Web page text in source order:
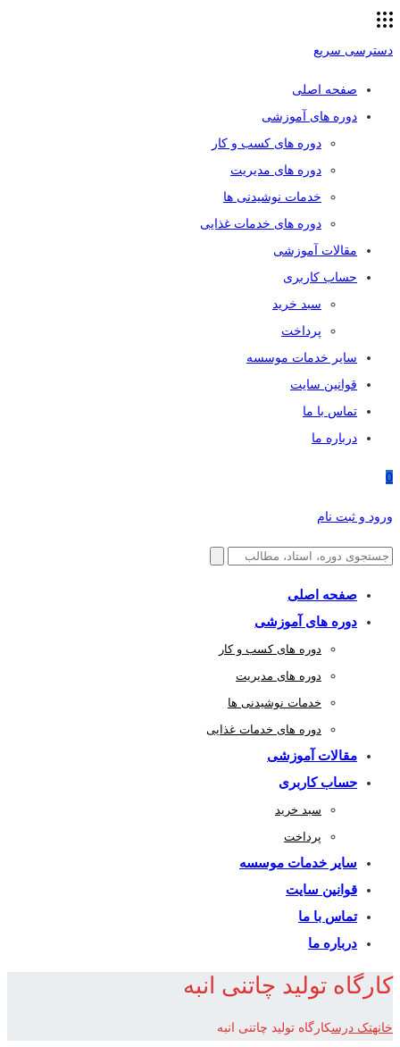
دسترسی سریع
صفحه اصلی
دوره های آموزشی
دوره های کسب و کار
دوره های مدیریت
خدمات نوشیدنی ها
دوره های خدمات غذایی
مقالات آموزشی
حساب کاربری
سبد خرید
پرداخت
سایر خدمات موسسه
قوانین سایت
تماس با ما
درباره ما
0
ورود و ثبت نام
صفحه اصلی
دوره های آموزشی
دوره های کسب و کار
دوره های مدیریت
خدمات نوشیدنی ها
دوره های خدمات غذایی
مقالات آموزشی
حساب کاربری
سبد خرید
پرداخت
سایر خدمات موسسه
قوانین سایت
تماس با ما
درباره ما
کارگاه تولید چاتنی انبه
خانهتک درسکارگاه تولید چاتنی انبه